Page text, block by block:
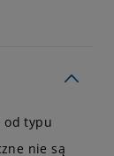
od typu
nie są